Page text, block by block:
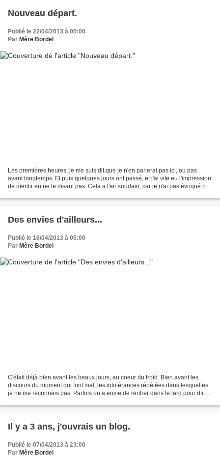
Nouveau départ.
Publié le 22/04/2013 à 05:00
Par Mère Bordel
Les premières heures, je me suis dit que je n'en parlerai pas ici, ou pas
avant longtemps. Et puis quelques jours ont passé, et j'ai vite eu l'impression
de mentir en ne le disant pas. Cela a l'air soudain, car je n'ai pas évoqué nos
Des envies d'ailleurs...
Publié le 16/04/2013 à 05:00
Par Mère Bordel
C'était déjà bien avant les beaux jours, au coeur du froid. Bien avant les
discours du moment qui font mal, les intolérances répétées dans lesquelles
je ne me reconnais pas. Parfois on a envie de rentrer dans le lard pour dire
Il y a 3 ans, j'ouvrais un blog.
Publié le 07/04/2013 à 23:00
Par Mère Bordel